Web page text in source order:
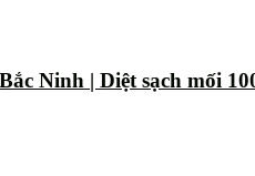
Ninh | Diệt sạch mối